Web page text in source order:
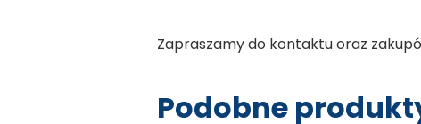
Zapraszamy do kontaktu oraz
Podobne